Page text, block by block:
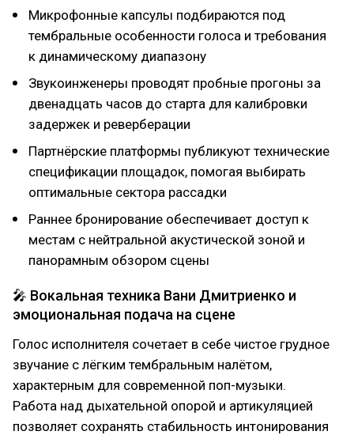
Микрофонные капсулы подбираются под
тембральные особенности голоса и требования
к динамическому диапазону
Звукоинженеры проводят пробные прогоны за
двенадцать часов до старта для калибровки
задержек и реверберации
Партнёрские платформы публикуют технические
спецификации площадок, помогая выбирать
оптимальные сектора рассадки
Раннее бронирование обеспечивает доступ к
местам с нейтральной акустической зоной и
панорамным обзором сцены
🎤 Вокальная техника Вани Дмитриенко и
эмоциональная подача на сцене
Голос исполнителя сочетает в себе чистое грудное
звучание с лёгким тембральным налётом,
характерным для современной поп-музыки.
Работа над дыхательной опорой и артикуляцией
позволяет сохранять стабильность интонирования